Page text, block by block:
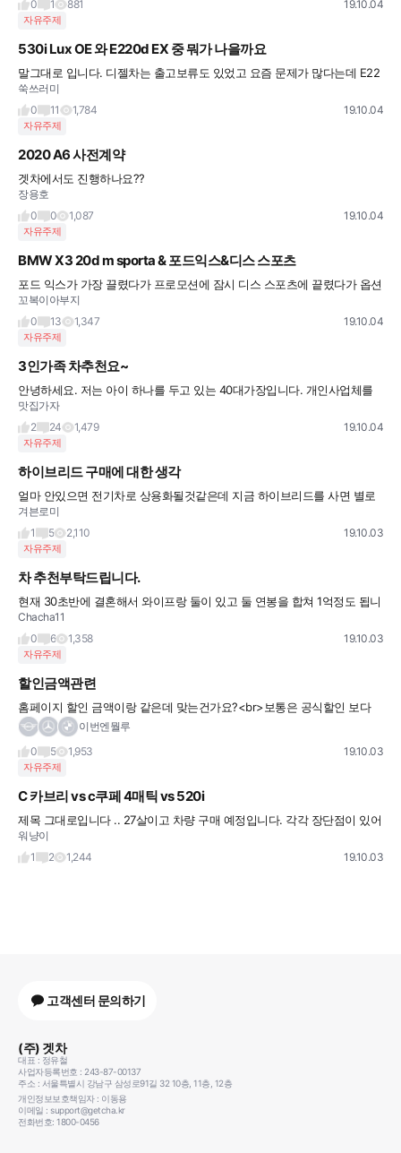
0
1 881 19.10.04
자유주제
530i Lux OE 와 E220d EX 중 뭐가 나을까요
말그대로 입니다. 디젤차는 출고보류도 있었고 요즘 문제가 많다는데 E220d 시승해보니
연비도 좋고 소음도 예상외로 적더라구요. 개인적으로 EX가 확실히 고급지면서도 왜 하
차감이라는지도 알거 같
쑥쓰러미
0
11 1,784 19.10.04
자유주제
2020 A6 사전계약
겟차에서도 진행하나요??
장용호
0
0 1,087 19.10.04
자유주제
BMW X3 20d m sporta & 포드익스&디스 스포츠
포드 익스가 가장 끌렸다가 프로모션에 잠시 디스 스포츠에 끝렸다가 옵션이 너무 없어
서...ㅠ 최근 bmw x3에 완젼 꽂혔네요ㅎㅎ 고수님들은과연 셋중에 어디에 한표를 주시
는지 궁금합니다~^^
꼬복이아부지
0
13 1,347 19.10.04
자유주제
3인가족 차추천요~
안녕하세요. 저는 아이 하나를 두고 있는 40대가장입니다. 개인사업체를 운영하고 있으
며 세금을 제하고 (세후) 일반근로자로 환산하면 연봉은 2억~2억4천 즈음 됩니다. 대출
이나 여러 부채를 갚는걸
맛집가자
2
24 1,479 19.10.04
자유주제
하이브리드 구매에 대한 생각
얼마 안있으면 전기차로 상용화될것같은데 지금 하이브리드를 사면 별로일까요? 아니면
차라리 내연기관 살바에는 하이브리드를 사는게 나을까요? 아니면 사지말고 전기차 상용
화 될때까지 기다릴까요 ㅋㅋ
겨븐로미
1
5 2,110 19.10.03
자유주제
차 추천부탁드립니다.
현재 30초반에 결혼해서 와이프랑 둘이 있고 둘 연봉을 합쳐 1억정도 됩니다. 현재 둘다
차량을 소유하고 있고 제 차를 바꾸려고 합니다. 가격대는 5천 중반까지 생각하고있습니
다. 한 10년정도 오
Chacha11
0
6 1,358 19.10.03
자유주제
할인금액관련
홈페이지 할인 금액이랑 같은데 맞는건가요?<br>보통은 공식할인 보다 할인이 더 많은
게 기본인데 ~ 이번엔뭘루
0
5 1,953 19.10.03
자유주제
C 카브리 vs c쿠페 4매틱 vs 520i
제목 그대로입니다 .. 27살이고 차량 구매 예정입니다. 각각 장단점이 있어서ㅠ고민이네
요 C200카브리는 c300 다운사이징 모델이라 쿠페가 나을거 같기도 하고.. 부산이라 굳
이 4매틱 가야 하나
워냥이
1
2 1,244 19.10.03
고객센터 문의하기
(주) 겟차
대표 : 정유철
사업자등록번호 : 243-87-00137
주소 : 서울특별시 강남구 삼성로91길 32 10층, 11층, 12층
개인정보보호책임자 : 이동용
이메일 : support@getcha.kr
전화번호: 1800-0456